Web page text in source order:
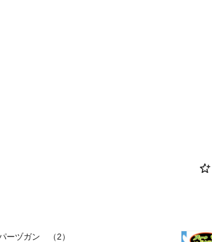
ーヅガン （2）